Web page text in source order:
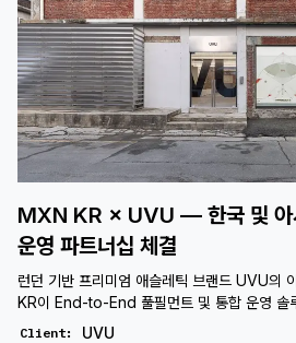
MXN KR × UVU — 한국 및 아
운영 파트너십 체결
런던 기반 프리미엄 애슬레틱 브랜드 UVU의
KR이 End-to-End 풀필먼트 및 통합 운영 솔
Client: UVU